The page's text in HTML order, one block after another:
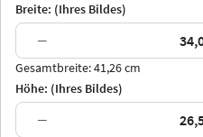
Arran Luzern
Breite: (Ihres Bildes)
−
Gesamtbreite: 41,26 cm
Höhe: (Ihres Bildes)
−